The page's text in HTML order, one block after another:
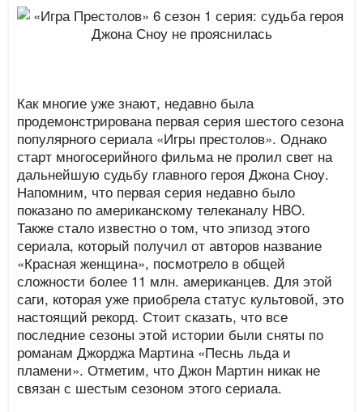
Как многие уже знают, недавно была
продемонстрирована первая серия шестого сезона
популярного сериала «Игры престолов». Однако
старт многосерийного фильма не пролил свет на
дальнейшую судьбу главного героя Джона Сноу.
Напомним, что первая серия недавно было
показано по американскому телеканалу HBO.
Также стало известно о том, что эпизод этого
сериала, который получил от авторов название
«Красная женщина», посмотрело в общей
сложности более 11 млн. американцев. Для этой
саги, которая уже приобрела статус культовой, это
настоящий рекорд. Стоит сказать, что все
последние сезоны этой истории были сняты по
романам Джорджа Мартина «Песнь льда и
пламени». Отметим, что Джон Мартин никак не
связан с шестым сезоном этого сериала.